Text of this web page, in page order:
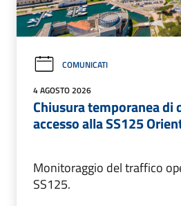
COMUNICATI
4 AGOSTO 2026
Chiusura temporanea di
accesso alla SS125
Monitoraggio del traffico
SS125.